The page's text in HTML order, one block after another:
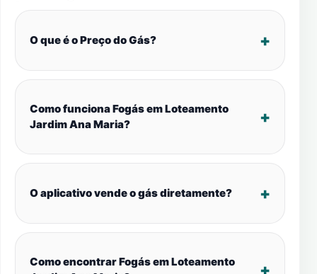
O que é o Preço do Gás?
Como funciona Fogás em Loteamento
Jardim Ana Maria?
O aplicativo vende o gás diretamente?
Como encontrar Fogás em Loteamento